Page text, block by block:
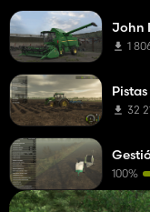
John
1
32
100%